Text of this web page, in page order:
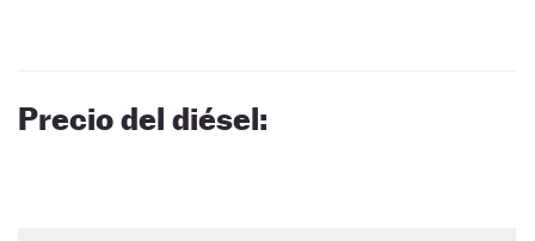
Precio del diésel: